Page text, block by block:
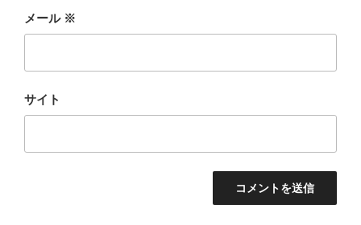
メール ※
サイト